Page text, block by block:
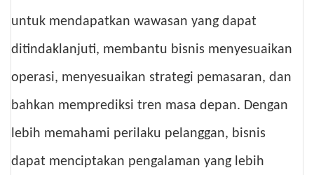
untuk mendapatkan wawasan yang dapat
ditindaklanjuti, membantu bisnis menyesuaikan
operasi, menyesuaikan strategi pemasaran, dan
bahkan memprediksi tren masa depan. Dengan
lebih memahami perilaku pelanggan, bisnis
dapat menciptakan pengalaman yang lebih